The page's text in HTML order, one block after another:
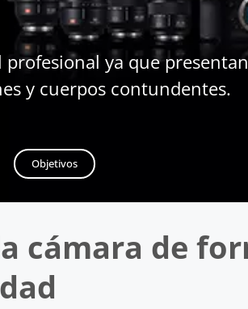
ya que
y cuerpos contundentes.
Objetivos
cámara de